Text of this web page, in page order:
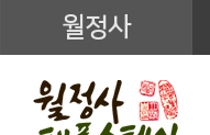
월정사